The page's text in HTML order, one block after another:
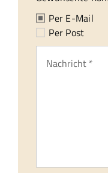
Per E-Mail
Per Post